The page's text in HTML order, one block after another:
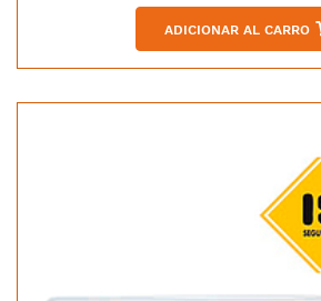
ADICIONAR AL CARRO